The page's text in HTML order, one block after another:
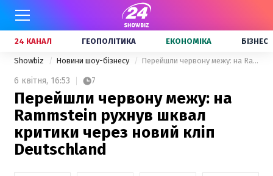
24 КАНАЛ ГЕОПОЛІТИКА ЕКОНОМІКА БІЗНЕС
Showbiz Новини шоу-бізнесу Перейшли червону межу: на Rammstein рухнув шквал критики через новий кліп Deutschland
6 квітня, 16:53 7
Перейшли червону межу: на
Rammstein рухнув шквал
критики через новий кліп
Deutschland